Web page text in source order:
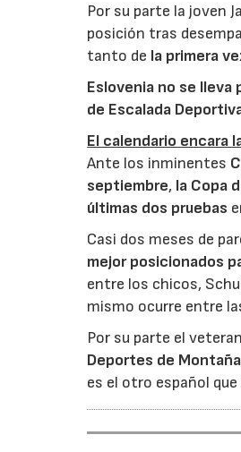
Por su parte la joven
posición tras
tanto de la primera
Eslovenia no se lleva
de Escalada
El calendario encara
Ante los inminentes
septiembre, la Copa
últimas dos pruebas
Casi dos meses de
mejor posicionados
entre los chicos,
mismo ocurre entre
Por su parte el
Deportes de Montaña
es el otro español